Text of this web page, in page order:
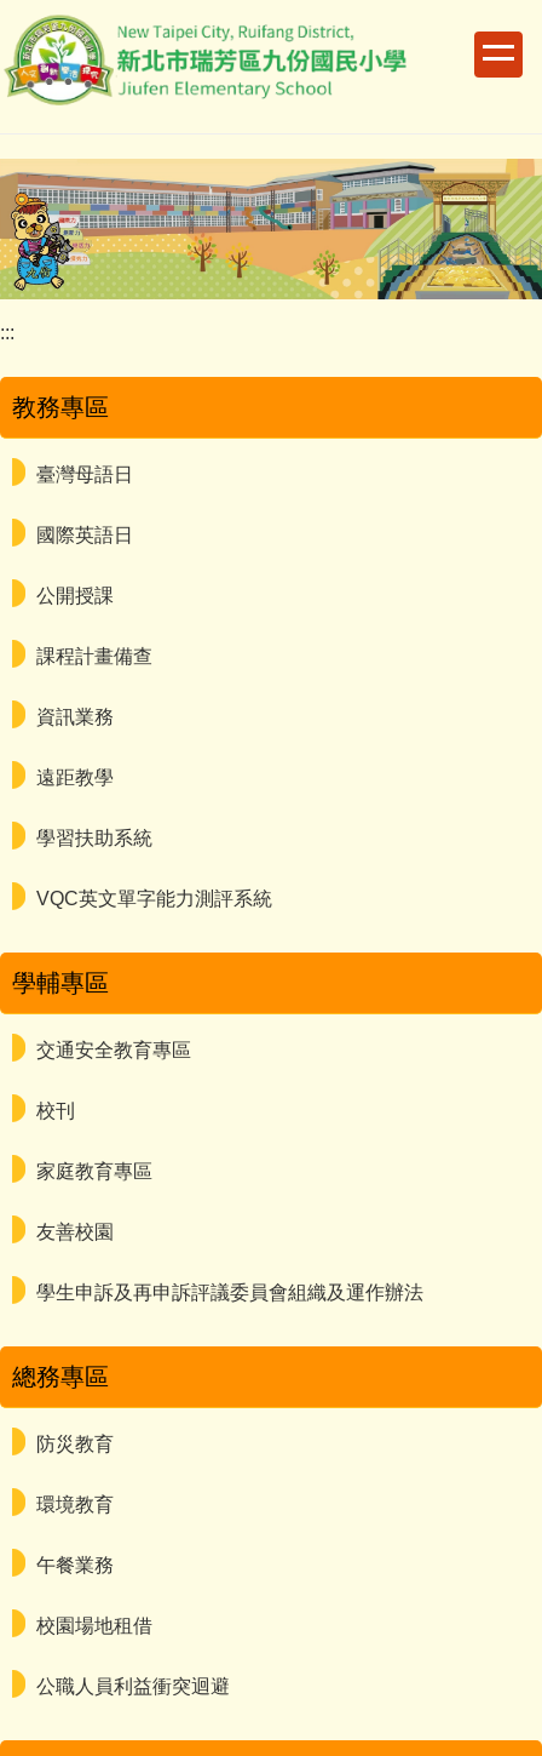
到
主
容
區
:::
教務專區
臺灣母語日
國際英語日
公開授課
課程計畫備查
資訊業務
遠距教學
學習扶助系統
VQC英文單字能力測評系統
學輔專區
交通安全教育專區
校刊
家庭教育專區
友善校園
學生申訴及再申訴評議委員會組織及運作辦法
總務專區
防災教育
環境教育
午餐業務
校園場地租借
公職人員利益衝突迴避